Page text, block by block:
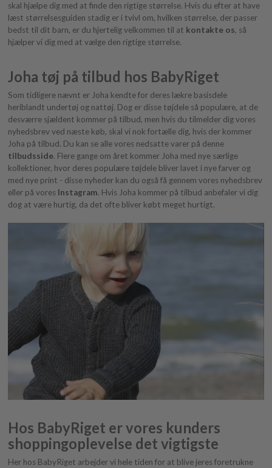
skal hjælpe dig med at finde den rigtige størrelse. Hvis du efter at have
læst størrelsesguiden stadig er i tvivl om, hvilken størrelse, der passer
bedst til dit barn, er du hjertelig velkommen til at kontakte os, så
hjælper vi dig med at vælge den rigtige størrelse.
Joha tøj på tilbud hos BabyRiget
Som tidligere nævnt er Joha kendte for deres lækre basisdele
heriblandt undertøj og nattøj. Dog er disse tøjdele så populære, at de
desværre sjældent kommer på tilbud, men hvis du tilmelder dig vores
nyhedsbrev ved næste køb, skal vi nok fortælle dig, hvis der kommer
Joha på tilbud. Du kan se alle vores nedsatte varer på denne
tilbudsside. Flere gange om året kommer Joha med nye særlige
kollektioner, hvor deres populære tøjdele bliver lavet i nye farver og
med nye print - disse nyheder kan du også få gennem vores nyhedsbrev
eller på vores Instagram. Hvis Joha kommer på tilbud anbefaler vi dig
dog at være hurtig, da det ofte bliver købt meget hurtigt.
Hos BabyRiget er vores kunders
shoppingoplevelse det vigtigste
Her hos BabyRiget arbejder vi hele tiden for at blive jeres foretrukne